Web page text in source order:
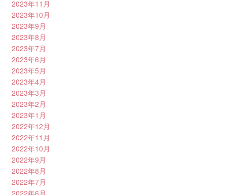
2023年11月
2023年10月
2023年9月
2023年8月
2023年7月
2023年6月
2023年5月
2023年4月
2023年3月
2023年2月
2023年1月
2022年12月
2022年11月
2022年10月
2022年9月
2022年8月
2022年7月